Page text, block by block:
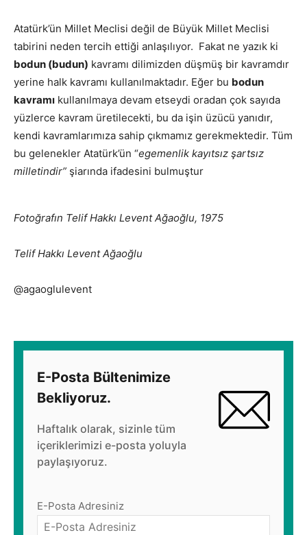
Atatürk’ün Millet Meclisi değil de Büyük Millet Meclisi
tabirini neden tercih ettiği anlaşılıyor. Fakat ne yazık ki
bodun (budun) kavramı dilimizden düşmüş bir kavramdır
yerine halk kavramı kullanılmaktadır. Eğer bu bodun
kavramı kullanılmaya devam etseydi oradan çok sayıda
yüzlerce kavram üretilecekti, bu da işin üzücü yanıdır,
kendi kavramlarımıza sahip çıkmamız gerekmektedir. Tüm
bu gelenekler Atatürk’ün “egemenlik kayıtsız şartsız
milletindir” şiarında ifadesini bulmuştur
Fotoğrafın Telif Hakkı Levent Ağaoğlu, 1975
Telif Hakkı Levent Ağaoğlu
@agaoglulevent
E-Posta Bültenimize
Bekliyoruz.
Haftalık olarak, sizinle tüm
içeriklerimizi e-posta yoluyla
paylaşıyoruz.
E-Posta Adresiniz